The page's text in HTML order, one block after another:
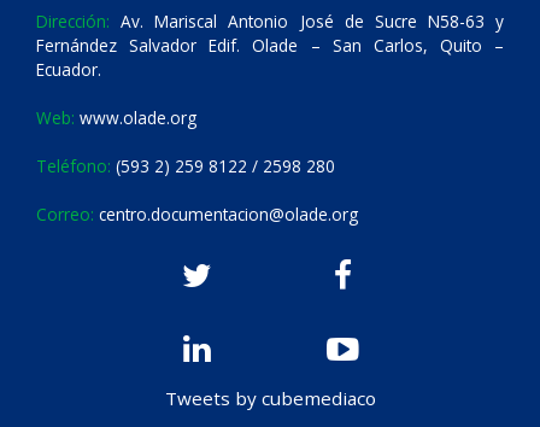
Dirección: Av. Mariscal Antonio José de Sucre N58-63 y
Fernández Salvador Edif. Olade – San Carlos, Quito –
Ecuador.
Web: www.olade.org
Teléfono: (593 2) 259 8122 / 2598 280
Correo: centro.documentacion@olade.org
Tweets by cubemediaco